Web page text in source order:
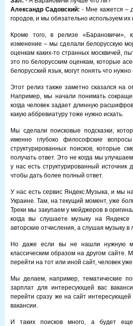
Александр Садовский: - Мне кажется –
городов, и мы обязательно используем
Кроме того, в релизе
изменение – мы сделали белорусскую
оценкам каких-то странных москвичей,
это по белорусским оценкам, которые
белорусский язык, могут понять что
Этот релиз также заметно сказался на
Например, мы начали понимать
когда человек задает длинную
какую аббревиатуру тоже нужно искать.
Мы сделали поисковые подсказки,
именно глубоко философские
структурированных поисков, которые
получать ответ. Это не когда мы
у нас есть структурированный
чтобы дать более полный ответ.
У нас есть сервис Яндекс.Музыка, и мы
Украине. Там, на текущий момент, уже
Треки мы закупаем у мейджеров в
когда вы слушаете музыку на
авторские отчисления, а слушая музыку
Но даже если вы не нашли нужную
классическим образом на другом
перейти на тот или иной сайт, человек
Мы делаем, например, тематические
зарплат для интересующей вас
перейти сразу же на сайт
вакансии.
И таких поисков много, а будет